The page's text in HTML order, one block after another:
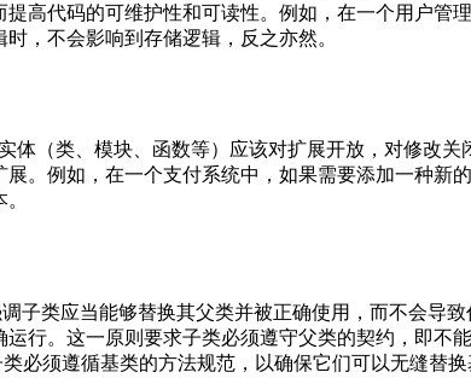
高代码的可维护性和可读性。例如，在一个用户管
，不会影响到存储逻辑，反之亦然。
实体（类、模块、函数等）应该对扩展开放，对修
。例如，在一个支付系统中，如果需要添加一种
调子类应当能够替换其父类并被正确使用，而不会
行。这一原则要求子类必须遵守父类的契约，即不
必须遵循基类的方法规范，以确保它们可以无缝替换